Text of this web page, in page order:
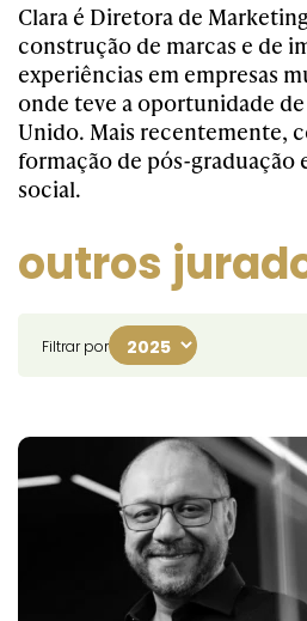
Clara é Diretora de
construção de marcas e de
experiências em empresas
onde teve a oportunidade
Unido. Mais recentemente,
formação de pós-
social.
outros
Filtrar por